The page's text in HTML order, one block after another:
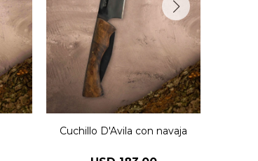
Cuchillo D'Avila con navaja